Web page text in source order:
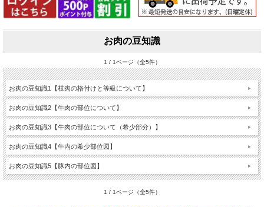
お肉の豆知識
1 / 1ページ（全5件）
お肉の豆知識1【枝肉の格付けと等級について】
お肉の豆知識2【牛肉の部位について】
お肉の豆知識3【牛肉の部位について（希少部分）】
お肉の豆知識4【牛内の希少部位図】
お肉の豆知識5【豚内の部位図】
1 / 1ページ（全5件）